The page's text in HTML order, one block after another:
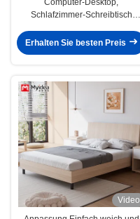
Schlafzimmer-Schreibtisch
Einfache Aufbewahrung,
Schreibnetzwerk beliebtes E-
Erhalten Sie besten Preis
Video